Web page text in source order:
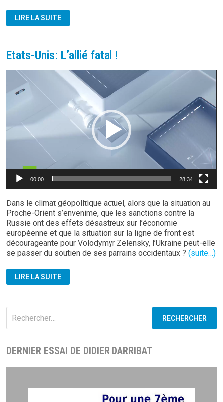
ÉTATS-
UNIS:
MILITARISME
LIRE LA SUITE
Etats-Unis: L’allié fatal !
Lecteur
vidéo
00:00 28:34
Dans le climat géopolitique actuel, alors que la situation au
Proche-Orient s’envenime, que les sanctions contre la
Russie ont des effets désastreux sur l’économie
européenne et que la situation sur la ligne de front est
décourageante pour Volodymyr Zelensky, l’Ukraine peut-elle
se passer du soutien de ses parrains occidentaux ?(suite…)
ETATS-
UNIS:
LIRE LA SUITE
DERNIER ESSAI DE DIDIER DARRIBAT